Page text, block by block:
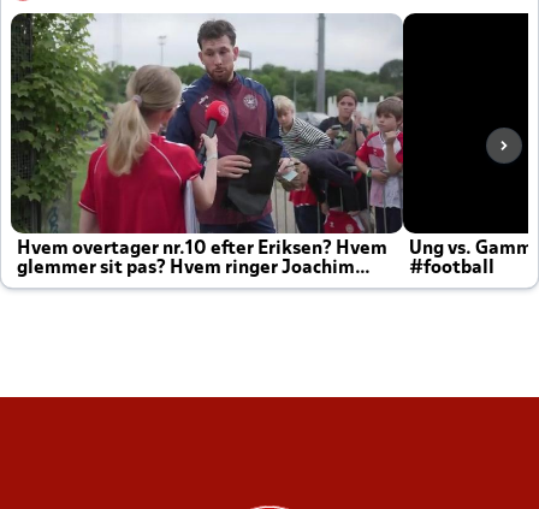
Hvem overtager nr.10 efter Eriksen? Hvem
glemmer sit pas? Hvem ringer Joachim
altid til efter kampe?
Ung vs.
#football